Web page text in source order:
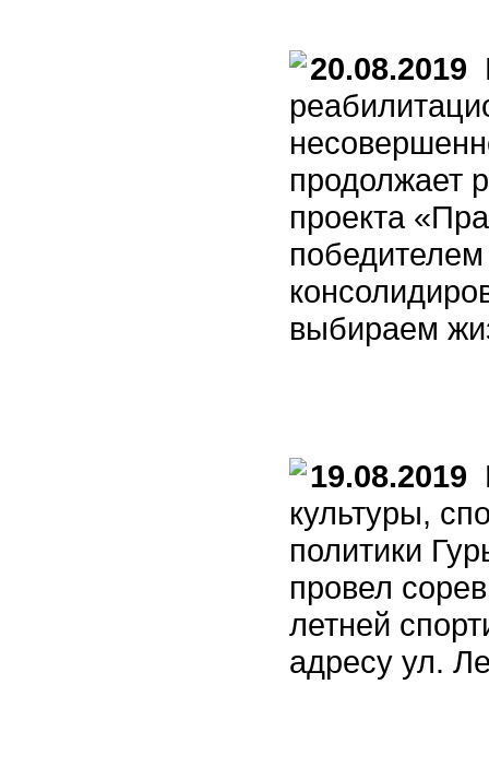
20.08.2019
продолжает
проекта
победителем
выбираем
19.08.2019
культуры,
политики
провел
летней
адресу ул.